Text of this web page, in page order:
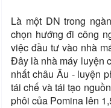
Là một DN trong
chọn hướng đi công
việc đầu tư vào nhà
Đây là nhà máy luyện
nhất châu Âu - luyện
tái chế và tái tạo
phôi của Pomina lên